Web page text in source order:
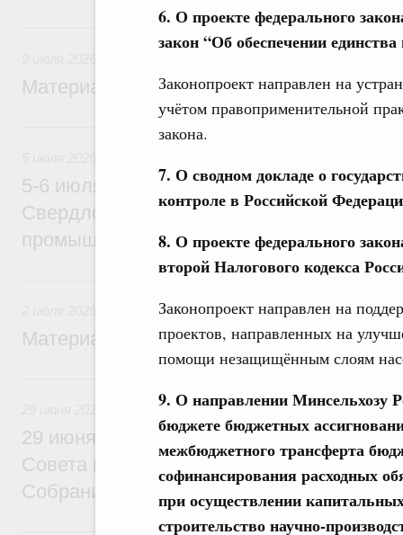
6. О проекте федерального
закон “Об обеспечении
Законопроект направлен на
учётом правоприменительной
закона.
7. О сводном докладе о
контроле в Российской
8. О проекте федерального
второй Налогового кодекса
Законопроект направлен на
проектов, направленных на
помощи незащищённым слоям
9. О направлении Минсельхозу
бюджете бюджетных
межбюджетного трансферта
софинансирования расходных
при осуществлении
строительство научно-
9 июля, четверг
Материалы к заседанию Правительства
5-6 июля Михаил Мишустин совершит
Свердловскую область для участия в
промышленной выставке «Иннопром»
2 июля, четверг
Материалы к заседанию Правительства
29 июня Михаил Мишустин встретится с
Совета палаты Совета Федерации
Собрания